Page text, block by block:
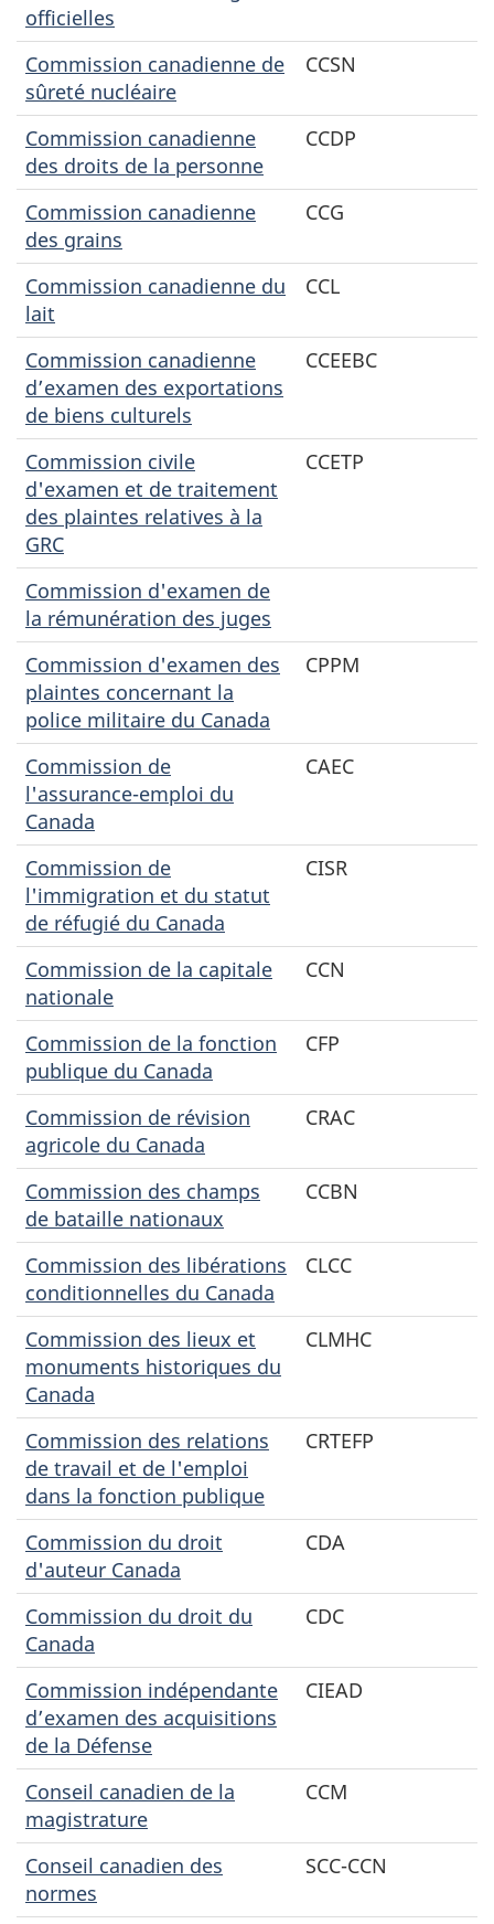
officielles
Commission canadienne de
sûreté nucléaire
CCSN
Commission canadienne
des droits de la personne
CCDP
Commission canadienne
des grains
CCG
Commission canadienne du
lait
CCL
Commission canadienne
d’examen des exportations
de biens culturels
CCEEBC
Commission civile
d'examen et de traitement
des plaintes relatives à la
GRC
CCETP
Commission d'examen de
la rémunération des juges
Commission d'examen des
plaintes concernant la
police militaire du Canada
CPPM
Commission de
l'assurance-emploi du
Canada
CAEC
Commission de
l'immigration et du statut
de réfugié du Canada
CISR
Commission de la capitale
nationale
CCN
Commission de la fonction
publique du Canada
CFP
Commission de révision
agricole du Canada
CRAC
Commission des champs
de bataille nationaux
CCBN
Commission des libérations
conditionnelles du Canada
CLCC
Commission des lieux et
monuments historiques du
Canada
CLMHC
Commission des relations
de travail et de l'emploi
dans la fonction publique
CRTEFP
Commission du droit
d'auteur Canada
CDA
Commission du droit du
Canada
CDC
Commission indépendante
d’examen des acquisitions
de la Défense
CIEAD
Conseil canadien de la
magistrature
CCM
Conseil canadien des
normes
SCC-CCN